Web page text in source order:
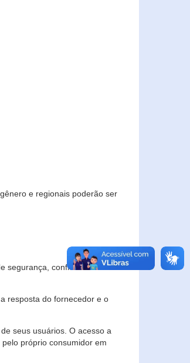
e regionais poderão ser
segurança, confidencialidade
resposta do fornecedor e o
seus usuários. O acesso a
próprio consumidor em